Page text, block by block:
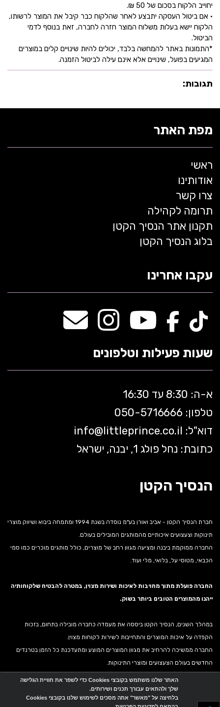
יחוייב הלקוח בסכום של 50 ₪.
• אם ביטול העסקה יתבצע לאחר שהלקוח כבר קיבל את המוצר לרשותו,
הלקוח יישא בעלות משלוח המוצר חזרה לחברה, זאת בנוסף לדמי
הביטול.
*התמונות באתר להמחשה בלבד, יכולים להיות שינויים קלים במוצרים
המגיעים בפועל, שינויים אלא אינם עילה לביטול הזמנה.
תגובות:
מפת האתר
ראשי
אודותינו
צרו קשר
תרומה לקהילה
תקנון אתר הנסיך הקטן
בלוג הנסיך הקטן
עקבו אחרינו
שעות פעילות וטלפונים
א-ה: 8:30 עד 16:30
טלפון: 050-5 716666
דוא"ל:
info@littleprince.co.il
כתובת: נחל פולג 1, יבנה, ישראל
הנסיך הקטן
חברת הנסיך הקטן - אביב ואורן בע"מ נוסדה בשנת 1994 ומתמחה ביבוא ושיווק מוצרי
תינוקות וצעצועים איכותיים מהמותגים המובילים בעולם.
החברה ממוקמת ביבנה ומציעה מגוון רחב של מוצרים, כולל מותגים מוכרים כמו סמי
הכבאי, מטוסי על, בלואי, מלי ועוד.
החברה פועלת מתוך מחויבות לאיכות ושירות מצוין, במטרה להבטיח שלקוחותיה
ייהנו מהמוצרים הטובים ביותר בשוק.
במהלך השנים, הנסיך הקטן ביססה את מעמדה כחברה מובילה בתחום, בזכות
הקפדה על איכות המוצרים והתחייבות לשירות לקוחות מצוין.
החברה ממשיכה להרחיב את מגוון המוצרים המוצע ומתעדכנת כל הזמן בטרנדים
החדשים בעולם הצעצועים ומוצרי התינוקות.
אתר זה מופעל באמצעותWobily
האתר שלנו משתמש בקובצי Cookies כדי לשפר את חוויית הגלישה
שלך ולהתאים עבורך תכנים ושירותים.
בלחיצה על "מאשר" אתה מסכים לשימוש שלנו בקובצי Cookies